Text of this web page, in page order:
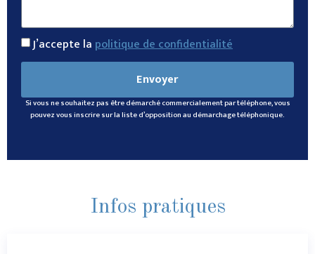
J’accepte la politique de confidentialité
Envoyer
Si vous ne souhaitez pas être démarché commercialement par téléphone, vous
pouvez vous inscrire sur la liste d’opposition au démarchage téléphonique.
Infos pratiques